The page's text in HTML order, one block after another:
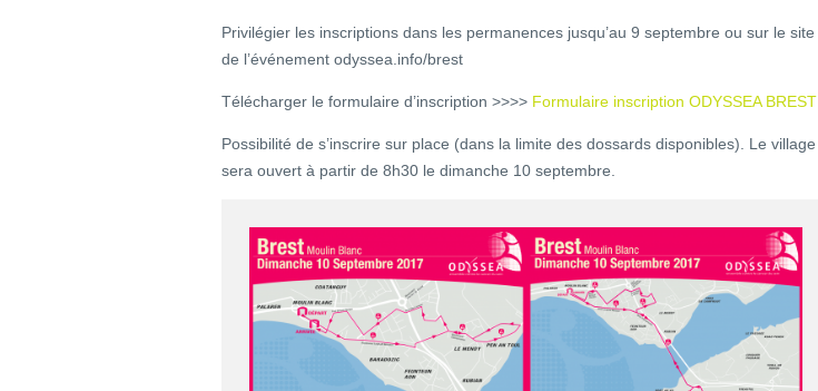
Privilégier les inscriptions dans les permanences jusqu’au 9 septembre ou sur le site
de l’événement odyssea.info/brest
Télécharger le formulaire d’inscription >>>> Formulaire inscription ODYSSEA BREST
Possibilité de s’inscrire sur place (dans la limite des dossards disponibles). Le village
sera ouvert à partir de 8h30 le dimanche 10 septembre.